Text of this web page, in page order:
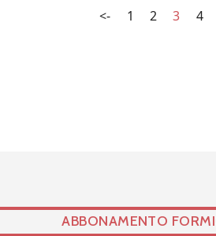
<- 1 2 3 4
ABBONAMENTO